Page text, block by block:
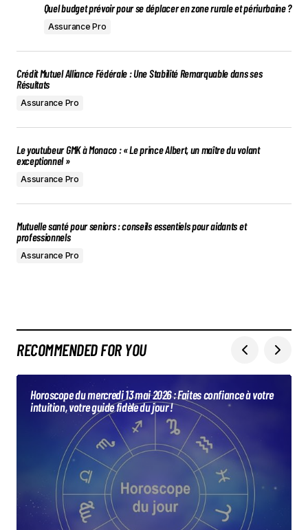
Quel budget prévoir pour se déplacer en zone rurale et périurbaine ?
Assurance Pro
Crédit Mutuel Alliance Fédérale : Une Stabilité Remarquable dans ses
Résultats
Assurance Pro
Le youtubeur GMK à Monaco : « Le prince Albert, un maître du volant
exceptionnel »
Assurance Pro
Mutuelle santé pour seniors : conseils essentiels pour aidants et
professionnels
Assurance Pro
RECOMMENDED FOR YOU
Horoscope du mercredi 13 mai 2026 : Faites confiance à votre
intuition, votre guide fidèle du jour !